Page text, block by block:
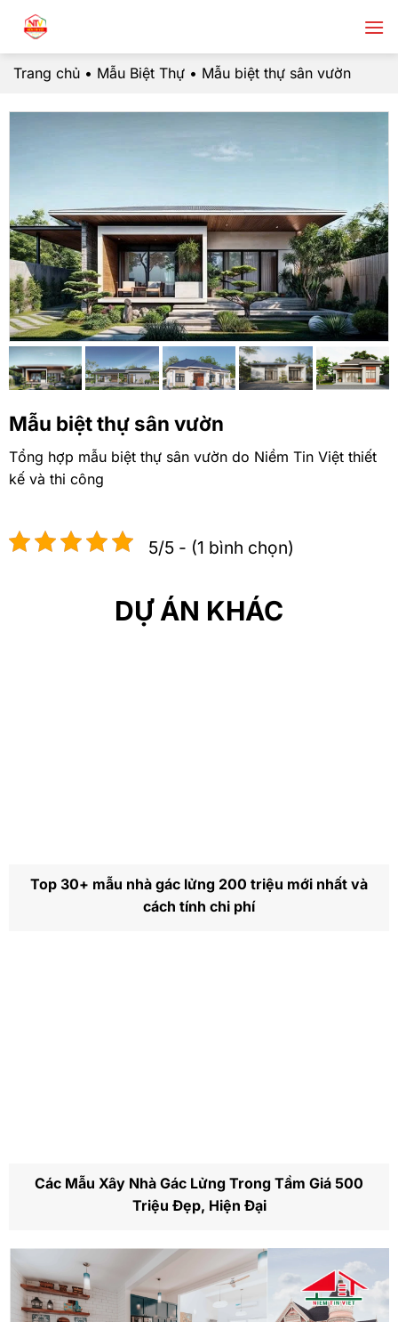
Chuyển
nội
dung
Trang chủ • Mẫu Biệt Thự • Mẫu biệt thự sân vườn
Mẫu biệt thự sân vườn
Tổng hợp mẫu biệt thự sân vườn do Niềm Tin Việt thiết
kế và thi công
5/5 - (1 bình chọn)
DỰ ÁN KHÁC
Top 30+ mẫu nhà gác lửng 200 triệu mới nhất và
cách tính chi phí
Các Mẫu Xây Nhà Gác Lửng Trong Tầm Giá 500
Triệu Đẹp, Hiện Đại